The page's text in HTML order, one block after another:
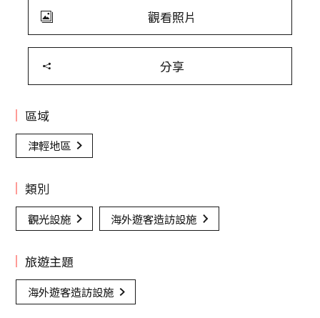
觀看照片
分享
區域
津輕地區
類別
觀光設施 海外遊客造訪設施
旅遊主題
海外遊客造訪設施